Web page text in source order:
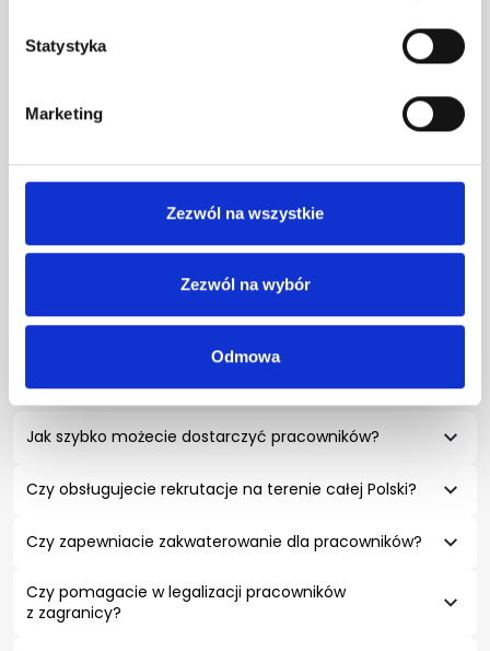
Statystyka
Marketing
Zezwól na wszystkie
Zezwól na wybór
Odmowa
Jak szybko możecie dostarczyć pracowników?
Czy obsługujecie rekrutacje na terenie całej Polski?
Czy zapewniacie zakwaterowanie dla pracowników?
Czy pomagacie w legalizacji pracowników
z zagranicy?